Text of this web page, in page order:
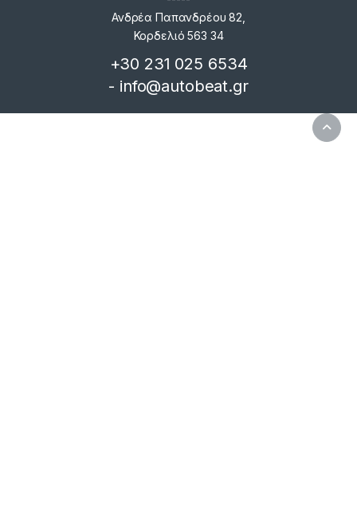
Ανδρέα Παπανδρέου 82,
Κορδελιό 563 34
+30 231 025 6534
- info@autobeat.gr